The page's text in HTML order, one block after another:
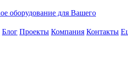
Блог Проекты Компания Контакты